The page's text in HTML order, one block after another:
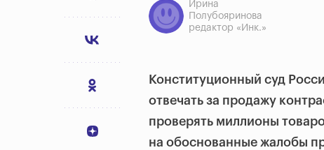
Ирина
Полубояринова
редактор «Инк.»
Конституционный суд
отвечать за продажу
проверять миллионы
на обоснованные жалобы